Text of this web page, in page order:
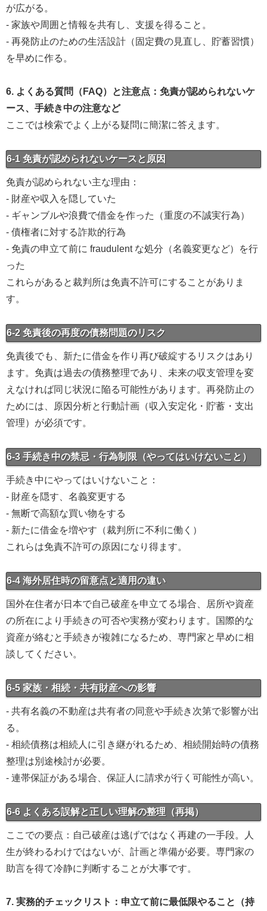
が広がる。
- 家族や周囲と情報を共有し、支援を得ること。
- 再発防止のための生活設計（固定費の見直し、貯蓄習慣）
を早めに作る。
6. よくある質問（FAQ）と注意点：免責が認められないケ
ース、手続き中の注意など
ここでは検索でよく上がる疑問に簡潔に答えます。
6-1 免責が認められないケースと原因
免責が認められない主な理由：
- 財産や収入を隠していた
- ギャンブルや浪費で借金を作った（重度の不誠実行為）
- 債権者に対する詐欺的行為
- 免責の申立て前に fraudulent な処分（名義変更など）を行
った
これらがあると裁判所は免責不許可にすることがありま
す。
6-2 免責後の再度の債務問題のリスク
免責後でも、新たに借金を作り再び破綻するリスクはあり
ます。免責は過去の債務整理であり、未来の収支管理を変
えなければ同じ状況に陥る可能性があります。再発防止の
ためには、原因分析と行動計画（収入安定化・貯蓄・支出
管理）が必須です。
6-3 手続き中の禁忌・行為制限（やってはいけないこと）
手続き中にやってはいけないこと：
- 財産を隠す、名義変更する
- 無断で高額な買い物をする
- 新たに借金を増やす（裁判所に不利に働く）
これらは免責不許可の原因になり得ます。
6-4 海外居住時の留意点と適用の違い
国外在住者が日本で自己破産を申立てる場合、居所や資産
の所在により手続きの可否や実務が変わります。国際的な
資産が絡むと手続きが複雑になるため、専門家と早めに相
談してください。
6-5 家族・相続・共有財産への影響
- 共有名義の不動産は共有者の同意や手続き次第で影響が出
る。
- 相続債務は相続人に引き継がれるため、相続開始時の債務
整理は別途検討が必要。
- 連帯保証がある場合、保証人に請求が行く可能性が高い。
6-6 よくある誤解と正しい理解の整理（再掲）
ここでの要点：自己破産は逃げではなく再建の一手段。人
生が終わるわけではないが、計画と準備が必要。専門家の
助言を得て冷静に判断することが大事です。
7. 実務的チェックリスト：申立て前に最低限やること（持